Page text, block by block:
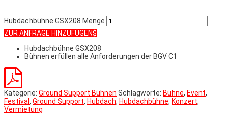
Hubdachbühne GSX208 Menge
ZUR ANFRAGE HINZUFÜGEN
Hubdachbühne GSX208
Bühnen erfüllen alle Anforderungen der BGV C1
Kategorie: Ground Support Bühnen Schlagworte: Bühne, Event,
Festival , Ground Support, Hubdach, Hubdachbühne, Konzert,
Vermietung